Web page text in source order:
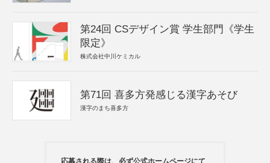
第24回 CSデザイン賞 学生部門《学生
限定》
株式会社中川ケミカル
第71回 喜多方発感じる漢字あそび
漢字のまち喜多方
応募される際は、必ず公式ホームページにて